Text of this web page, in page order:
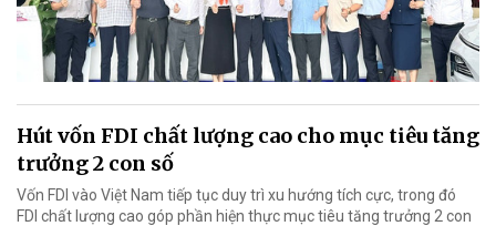
Hút vốn FDI chất lượng cao cho mục tiêu tăng
trưởng 2 con số
Vốn FDI vào Việt Nam tiếp tục duy trì xu hướng tích cực, trong đó
FDI chất lượng cao góp phần hiện thực mục tiêu tăng trưởng 2 con